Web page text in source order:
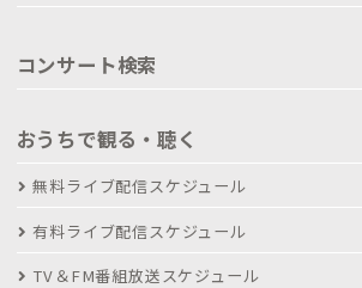
コンサート検索
おうちで観る・聴く
無料ライブ配信スケジュール
有料ライブ配信スケジュール
TV＆FM番組放送スケジュール